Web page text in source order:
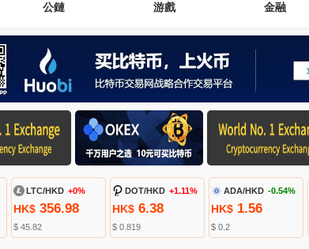
公鏈 游戲 金融
LTC/HKD +0%
HK$356.98
$ 45.82
DOT/HKD +1.11%
HK$6.38
$ 0.819
ADA/HKD -0.54%
HK$1.56
$ 0.2